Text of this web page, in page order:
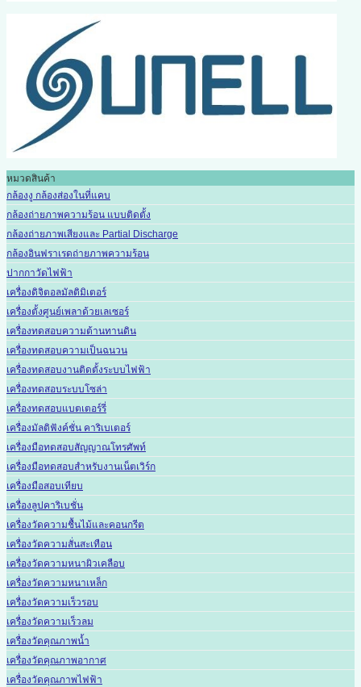
หมวดสินค้า
กล้องงู กล้องส่องในที่แคบ
กล้องถ่ายภาพความร้อน แบบติดตั้ง
กล้องถ่ายภาพเสียงและ Partial Discharge
กล้องอินฟราเรดถ่ายภาพความร้อน
ปากกาวัดไฟฟ้า
เครื่องดิจิตอลมัลติมิเตอร์
เครื่องตั้งศูนย์เพลาด้วยเลเซอร์
เครื่องทดสอบความต้านทานดิน
เครื่องทดสอบความเป็นฉนวน
เครื่องทดสอบงานติดตั้งระบบไฟฟ้า
เครื่องทดสอบระบบโซล่า
เครื่องทดสอบแบตเตอร์รี่
เครื่องมัลติฟังค์ชั่น คาริเบเตอร์
เครื่องมือทดสอบสัญญาณโทรศัพท์
เครื่องมือทดสอบสำหรับงานเน็ตเวิร์ก
เครื่องมือสอบเทียบ
เครื่องลูปคาริเบชั่น
เครื่องวัดความชื้นไม้และคอนกรีต
เครื่องวัดความสั่นสะเทือน
เครื่องวัดความหนาผิวเคลือบ
เครื่องวัดความหนาเหล็ก
เครื่องวัดความเร็วรอบ
เครื่องวัดความเร็วลม
เครื่องวัดคุณภาพน้ำ
เครื่องวัดคุณภาพอากาศ
เครื่องวัดคุณภาพไฟฟ้า